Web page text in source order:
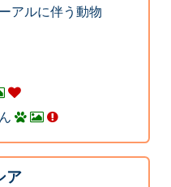
アルに伴う動物
ア